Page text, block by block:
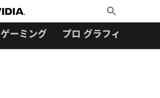
Toggle
Search
ゲーミング プロ グラフィックス